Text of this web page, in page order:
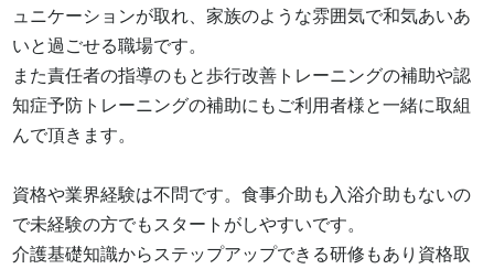
ュニケーションが取れ、家族のような雰囲気で和気あいあ
いと過ごせる職場です。
また責任者の指導のもと歩行改善トレーニングの補助や認
知症予防トレーニングの補助にもご利用者様と一緒に取組
んで頂きます。
資格や業界経験は不問です。食事介助も入浴介助もないの
で未経験の方でもスタートがしやすいです。
介護基礎知識からステップアップできる研修もあり資格取